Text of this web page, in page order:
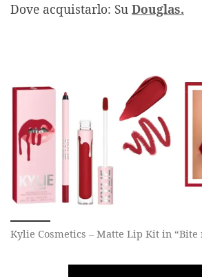
Dove acquistarlo: Su Douglas.
Kylie Cosmetics – Matte Lip Kit in “Bite